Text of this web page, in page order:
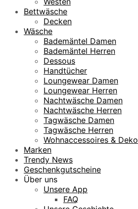
Bettwäsche
Decken
Wäsche
Bademäntel Damen
Bademäntel Herren
Dessous
Handtücher
Loungewear Damen
Loungewear Herren
Nachtwäsche Damen
Nachtwäsche Herren
Tagwäsche Damen
Tagwäsche Herren
Wohnaccessoires & Deko
Marken
Trendy News
Geschenkgutscheine
Über uns
Unsere App
FAQ